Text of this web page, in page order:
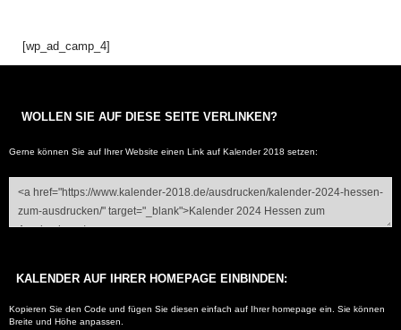
[wp_ad_camp_4]
WOLLEN SIE AUF DIESE SEITE VERLINKEN?
Gerne können Sie auf Ihrer Website einen Link auf Kalender 2018 setzen:
KALENDER AUF IHRER HOMEPAGE EINBINDEN:
Kopieren Sie den Code und fügen Sie diesen einfach auf Ihrer homepage ein. Sie können
Breite und Höhe anpassen.